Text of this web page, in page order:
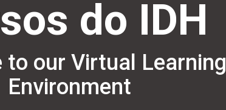
do IDH
to our Virtual Learning
Environment